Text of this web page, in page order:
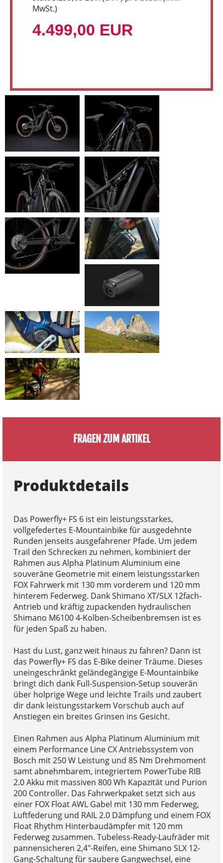
MwSt.)
4.499,00 EUR
FRAGEN ZUM ARTIKEL
Produktdetails
Das Powerfly+ FS 6 ist ein leistungsstarkes,
vollgefedertes E-Mountainbike für ausgedehnte
Runden jenseits ausgefahrener Pfade. Um jedem
Trail den Schrecken zu nehmen, kombiniert der
Rahmen aus Alpha Platinum Aluminium eine
souveräne Geometrie mit einem leistungsstarken
FOX Fahrwerk mit 130 mm vorderem und 120 mm
hinterem Federweg. Dank Shimano XT/SLX 12fach-
Antrieb und kräftig zupackenden hydraulischen
Shimano M6100 4-Kolben-Scheibenbremsen ist es
für jeden Spaß zu haben.
Hast du Lust, ganz weit hinaus zu fahren? Dann ist
das Powerfly+ FS das E-Bike deiner Träume. Dieses
uneingeschränkt geländegängige E-Mountainbike
bringt dich dank Full-Suspension-Setup souverän
über holprige Wege und leichte Trails und zaubert
dir dank leistungsstarkem Vorschub auch auf
Anstiegen ein breites Grinsen ins Gesicht.
Einen Rahmen aus Alpha Platinum Aluminium mit
einem Performance Line CX Antriebssystem von
Bosch mit 250 W Leistung und 85 Nm Drehmoment
samt abnehmbarem, integriertem PowerTube RIB
2.0 Akku mit massiven 800 Wh Kapazität und Purion
200 Controller. Das Fahrwerkpaket setzt sich aus
einer FOX Float AWL Gabel mit 130 mm Federweg,
Luftfederung und RAIL 2.0 Dämpfung und einem FOX
Float Rhythm Hinterbaudämpfer mit 120 mm
Federweg zusammen. Tubeless-Ready-Laufräder mit
pannensicheren 2,4"-Reifen, eine Shimano SLX 12-
Gang-Schaltung für saubere Gangwechsel, eine